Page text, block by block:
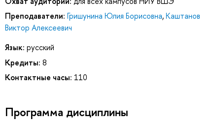
Преподаватели: Гришунина Юлия Борисовна,Каштанов
Виктор Алексеевич
Язык: русский
Кредиты: 8
Контактные часы: 110
Программа дисциплины